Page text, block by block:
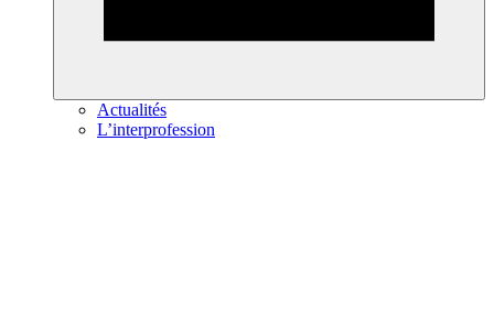
Actualités
L’interprofession